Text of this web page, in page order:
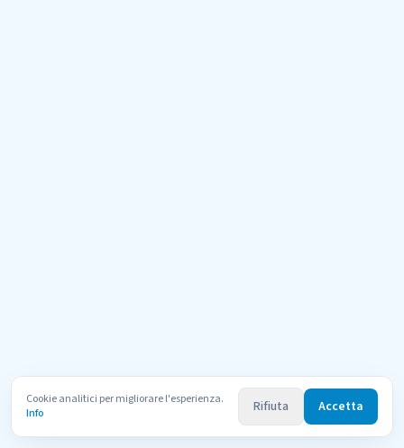
Cookie analitici per migliorare l'esperienza.
Info
Rifiuta Accetta